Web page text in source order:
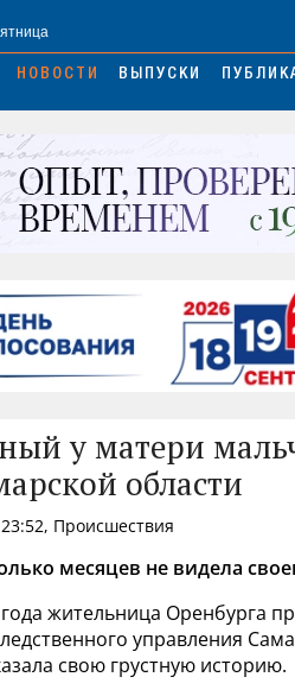
НОВОСТИ ВЫПУСКИ
у матери
области
Происшествия
месяцев не видела
года жительница Оренбурга
управления
свою грустную историю.